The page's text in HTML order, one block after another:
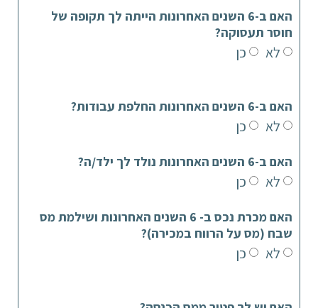
האם ב-6 השנים האחרונות הייתה לך תקופה של
חוסר תעסוקה?
לא כן
האם ב-6 השנים האחרונות החלפת עבודות?
לא כן
האם ב-6 השנים האחרונות נולד לך ילד/ה?
לא כן
האם מכרת נכס ב- 6 השנים האחרונות ושילמת מס
שבח (מס על הרווח במכירה)?
לא כן